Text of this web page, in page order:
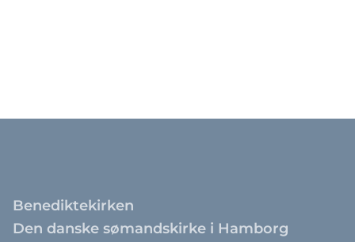
Benediktekirken
Den danske sømandskirke i Hamborg